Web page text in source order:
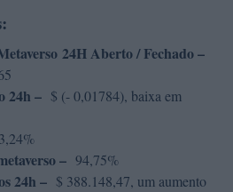
24H Aberto / Fechado –
24h – $ (- 0,01784), baixa em
3,24%
– 94,75%
24h – $ 388.148,47, um aumento